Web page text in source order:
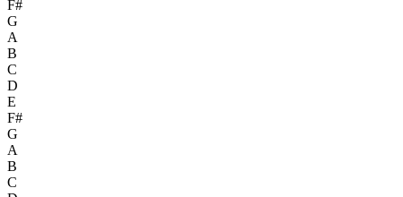
F#
G
A
B
C
D
E
F#
G
A
B
C